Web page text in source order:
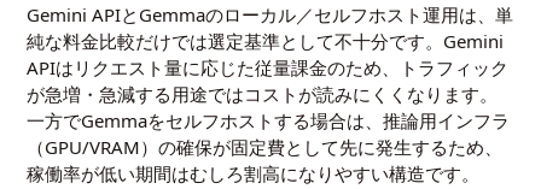
Gemini APIとGemmaのローカル／セルフホスト運用は、単
純な料金比較だけでは選定基準として不十分です。Gemini
APIはリクエスト量に応じた従量課金のため、トラフィック
が急増・急減する用途ではコストが読みにくくなります。
一方でGemmaをセルフホストする場合は、推論用インフラ
（GPU/VRAM）の確保が固定費として先に発生するため、
稼働率が低い期間はむしろ割高になりやすい構造です。